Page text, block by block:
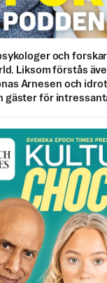
och
Liksom förstås
Arnesen och
gäster för